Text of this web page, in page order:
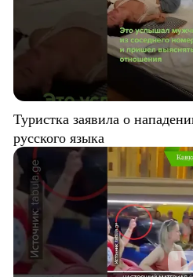
Туристка заявила о
русского языка